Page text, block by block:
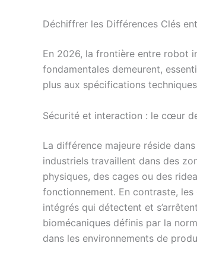
Déchiffrer les Différences Clés
En 2026, la frontière entre robot
fondamentales demeurent,
plus aux spécifications
Sécurité et interaction : le cœur
La différence majeure réside
industriels travaillent dans des
physiques, des cages ou des
fonctionnement. En contraste,
intégrés qui détectent et
biomécaniques définis par la
dans les environnements de